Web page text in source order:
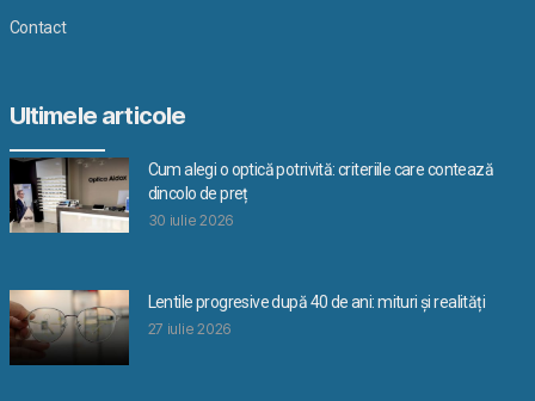
Contact
Ultimele articole
Cum alegi o optică potrivită: criteriile care contează
dincolo de preț
30 iulie 2026
Lentile progresive după 40 de ani: mituri și realități
27 iulie 2026